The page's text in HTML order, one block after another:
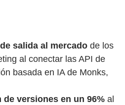
salida al mercado de los
al conectar las API de
basada en IA de Monks,
versiones en un 96% al